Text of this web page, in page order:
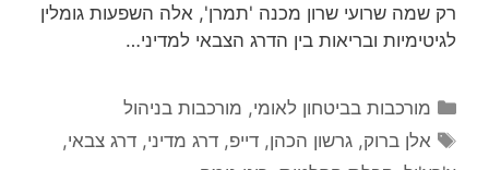
רק שמה שרועי שרון מכנה 'תמרן', אלה השפעות גומלין
לגיטימיות ובריאות בין הדרג הצבאי למדיני…
קטגוריות
מורכבות בביטחון לאומי, מורכבות בניהול
תגיות
אלן ברוק,גרשון הכהן,דייפ,דרג מדיני,דרג צבאי,